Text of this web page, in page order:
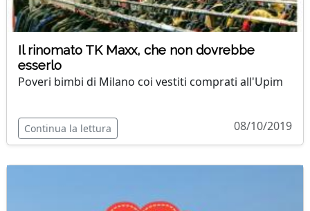
Il rinomato TK Maxx, che non dovrebbe
esserlo
Poveri bimbi di Milano coi vestiti comprati all'Upim
Continua la lettura 08/10/2019